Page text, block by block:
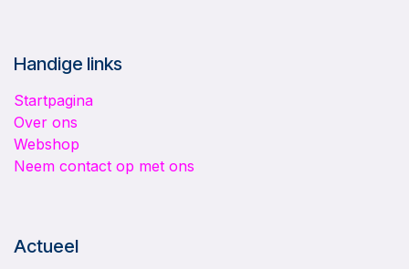
Handige links
Startpagina
Over ons
Webshop
Neem contact op met ons
Actueel